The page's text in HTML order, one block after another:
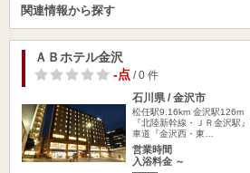
関連情報から探す
ＡＢホテル金沢
-点/ 0 件
石川県 / 金沢市
松任駅9.16km 金沢駅126m
『北陸新幹線・ＪＲ金沢駅
車道『金沢西・東…
営業時間
入浴料金 ～